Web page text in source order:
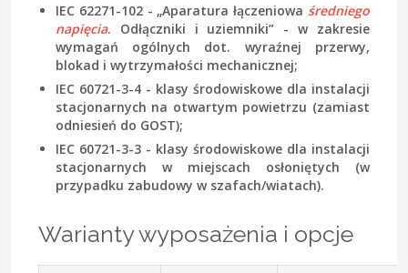
IEC 62271-102 - „Aparatura łączeniowa średniego
napięcia. Odłączniki i uziemniki” - w zakresie
wymagań ogólnych dot. wyraźnej przerwy,
blokad i wytrzymałości mechanicznej;
IEC 60721-3-4 - klasy środowiskowe dla instalacji
stacjonarnych na otwartym powietrzu (zamiast
odniesień do GOST);
IEC 60721-3-3 - klasy środowiskowe dla instalacji
stacjonarnych w miejscach osłoniętych (w
przypadku zabudowy w szafach/wiatach).
Warianty wyposażenia i opcje